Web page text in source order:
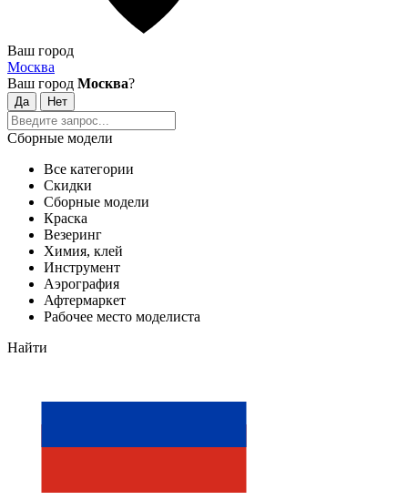
Ваш город
Москва
Ваш город Москва?
Сборные модели
Все категории
Скидки
Сборные модели
Краска
Везеринг
Химия, клей
Инструмент
Аэрография
Афтермаркет
Рабочее место моделиста
Найти